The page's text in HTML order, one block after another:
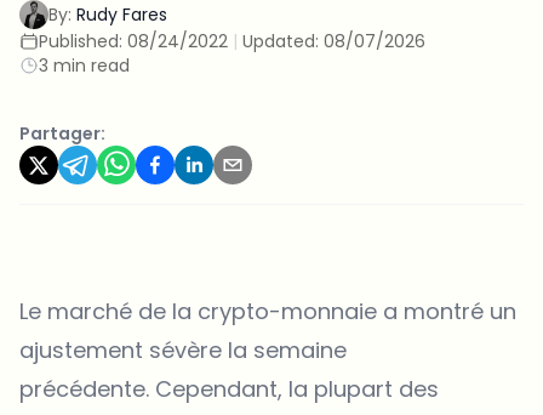
By: Rudy Fares
Published: 08/24/2022 | Updated: 08/07/2026
3 min read
Partager:
Le marché de la crypto-monnaie a montré un
ajustement sévère la semaine
précédente. Cependant, la plupart des